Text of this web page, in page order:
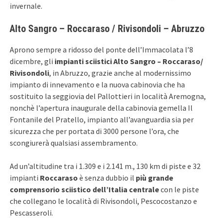
invernale.
Alto Sangro – Roccaraso / Rivisondoli – Abruzzo
Aprono sempre a ridosso del ponte dell’Immacolata l’8
dicembre, gli impianti sciistici Alto Sangro – Roccaraso/​
Rivisondoli, in Abruzzo, grazie anche al modernissimo
impianto di innevamento e la nuova cabinovia che ha
sostituito la seggiovia del Pallottieri in località Aremogna,
nonchè l’apertura inaugurale della cabinovia gemella Il
Fontanile del Pratello, impianto all’avanguardia sia per
sicurezza che per portata di 3000 persone l’ora, che
scongiurerà qualsiasi assembramento.
Ad un’altitudine tra i 1.309 e i 2.141 m., 130 km di piste e 32
impianti Roccaraso è senza dubbio il più grande
comprensorio sciistico dell’Italia centralecon le piste
che collegano le località di Rivisondoli, Pescocostanzo e
Pescasseroli.